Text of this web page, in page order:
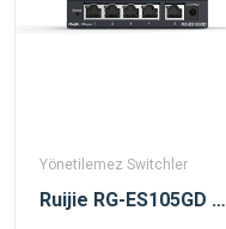
Yönetilemez Switchler
Ruijie RG-ES105GD 5 Port 10/100/1000 Mbps Metal Kasa Gigabit Switch